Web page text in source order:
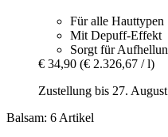
Für alle Hauttypen
Mit Depuff-Effekt
Sorgt für
€ 34,90 (€ 2.326,67 / l)
Zustellung bis 27. August
Balsam: 6 Artikel